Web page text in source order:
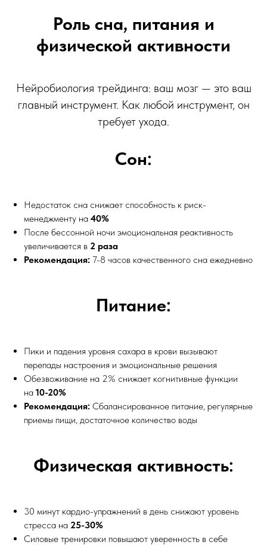
Роль сна, питания и
физической активности
Нейробиология трейдинга: ваш мозг — это ваш
главный инструмент. Как любой инструмент, он
требует ухода.
Сон:
Недостаток сна снижает способность к риск-
менеджменту на 40%
После бессонной ночи эмоциональная реактивность
увеличивается в 2 раза
Рекомендация: 7-8 часов качественного сна ежедневно
Питание:
Пики и падения уровня сахара в крови вызывают
перепады настроения и эмоциональные решения
Обезвоживание на 2% снижает когнитивные функции
на 10-20%
Рекомендация: Сбалансированное питание, регулярные
приемы пищи, достаточное количество воды
Физическая активность:
30 минут кардио-упражнений в день снижают уровень
стресса на 25-30%
Силовые тренировки повышают уверенность в себе